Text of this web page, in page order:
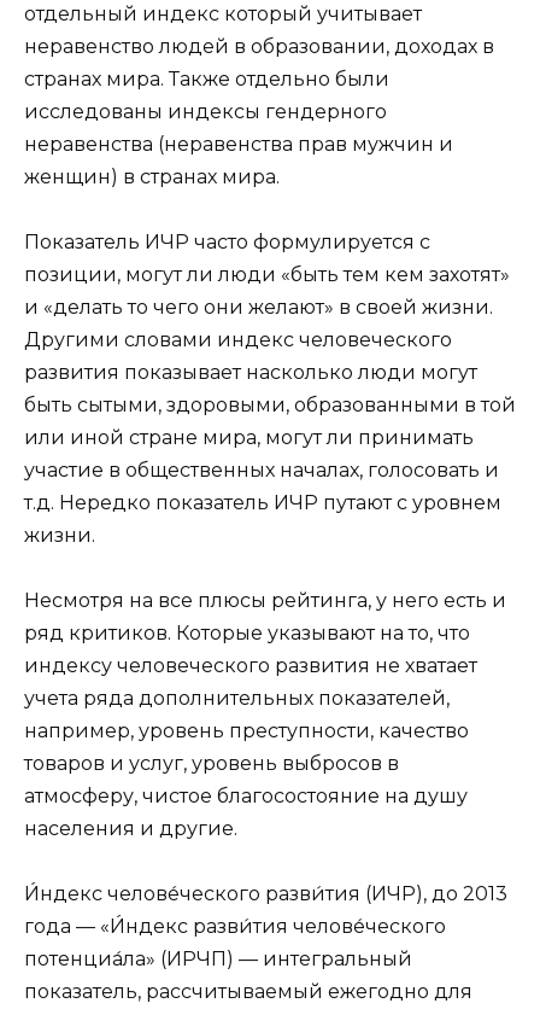
отдельный индекс который учитывает
неравенство людей в образовании, доходах в
странах мира. Также отдельно были
исследованы индексы гендерного
неравенства (неравенства прав мужчин и
женщин) в странах мира.
Показатель ИЧР часто формулируется с
позиции, могут ли люди «быть тем кем захотят»
и «делать то чего они желают» в своей жизни.
Другими словами индекс человеческого
развития показывает насколько люди могут
быть сытыми, здоровыми, образованными в той
или иной стране мира, могут ли принимать
участие в общественных началах, голосовать и
т.д. Нередко показатель ИЧР путают с уровнем
жизни.
Несмотря на все плюсы рейтинга, у него есть и
ряд критиков. Которые указывают на то, что
индексу человеческого развития не хватает
учета ряда дополнительных показателей,
например, уровень преступности, качество
товаров и услуг, уровень выбросов в
атмосферу, чистое благосостояние на душу
населения и другие.
И́ндекс челове́ческого разви́тия (ИЧР), до 2013
года — «И́ндекс разви́тия челове́ческого
потенциа́ла» (ИРЧП) — интегральный
показатель, рассчитываемый ежегодно для